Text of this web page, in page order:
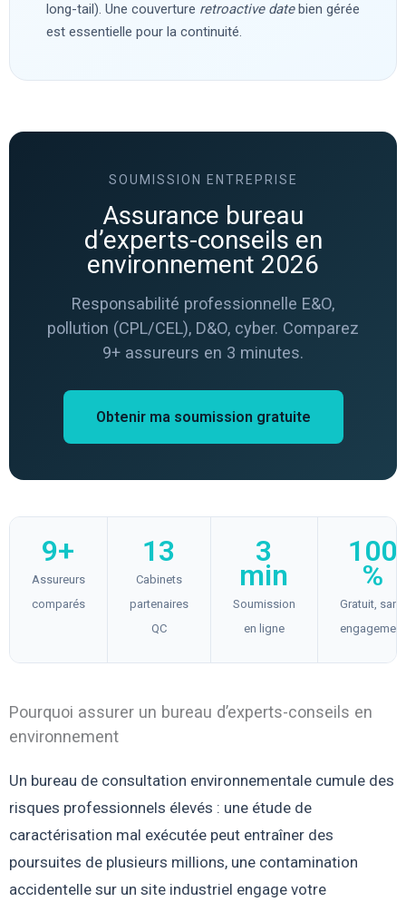
long-tail). Une couverture retroactive datebien gérée
est essentielle pour la continuité.
SOUMISSION ENTREPRISE
Assurance bureau
d’experts-conseils en
environnement 2026
Responsabilité professionnelle E&O,
pollution (CPL/CEL), D&O, cyber. Comparez
9+ assureurs en 3 minutes.
Obtenir ma soumission gratuite
9+
Assureurs
comparés
13
Cabinets
partenaires
QC
3
min
Soumission
en ligne
100
%
Gratuit, sans
engagement
Pourquoi assurer un bureau d’experts-conseils en
environnement
Un bureau de consultation environnementale cumule des
risques professionnels élevés : une étude de
caractérisation mal exécutée peut entraîner des
poursuites de plusieurs millions, une contamination
accidentelle sur un site industriel engage votre